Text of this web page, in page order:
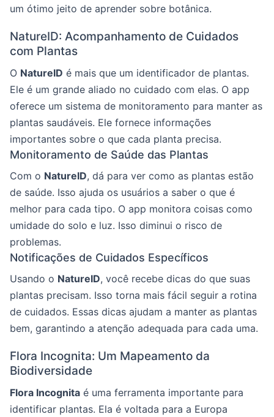
um ótimo jeito de aprender sobre botânica.
NatureID: Acompanhamento de Cuidados
com Plantas
O NatureID é mais que um identificador de plantas.
Ele é um grande aliado no cuidado com elas. O app
oferece um sistema de monitoramento para manter as
plantas saudáveis. Ele fornece informações
importantes sobre o que cada planta precisa.
Monitoramento de Saúde das Plantas
Com o NatureID, dá para ver como as plantas estão
de saúde. Isso ajuda os usuários a saber o que é
melhor para cada tipo. O app monitora coisas como
umidade do solo e luz. Isso diminui o risco de
problemas.
Notificações de Cuidados Específicos
Usando o NatureID, você recebe dicas do que suas
plantas precisam. Isso torna mais fácil seguir a rotina
de cuidados. Essas dicas ajudam a manter as plantas
bem, garantindo a atenção adequada para cada uma.
Flora Incognita: Um Mapeamento da
Biodiversidade
Flora Incognita é uma ferramenta importante para
identificar plantas. Ela é voltada para a Europa